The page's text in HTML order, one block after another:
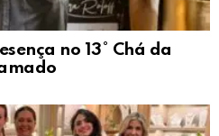
no 13° Chá da